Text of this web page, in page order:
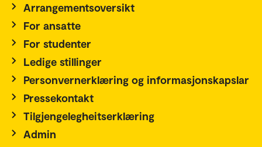
Arrangementsoversikt
For ansatte
For studenter
Ledige stillinger
Personvernerklæring og informasjonskapslar
Pressekontakt
Tilgjengelegheitserklæring
Admin